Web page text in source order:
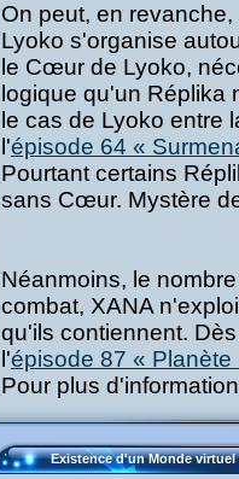
On peut, en
Lyoko s'organise
le Cœur de Lyoko,
logique qu'un Réplika
le cas de Lyoko entre
l'épisode 64 «
Pourtant certains
sans Cœur. Mystère
Néanmoins, le
combat, XANA
qu'ils contiennent.
l'épisode 87 « Planète
Pour plus
Existence d'un Monde